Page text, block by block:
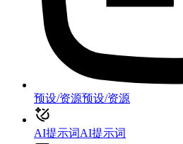
预设/资源预设/资源
AI提示词AI提示词